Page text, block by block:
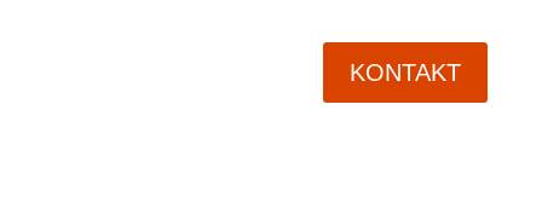
KONTAKT